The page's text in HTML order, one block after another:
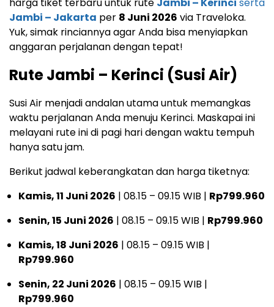
harga tiket terbaru untuk rute Jambi – Kerinci serta
Jambi – Jakarta per 8 Juni 2026 via Traveloka.
Yuk, simak rinciannya agar Anda bisa menyiapkan
anggaran perjalanan dengan tepat!
Rute Jambi – Kerinci (Susi Air)
Susi Air menjadi andalan utama untuk memangkas
waktu perjalanan Anda menuju Kerinci. Maskapai ini
melayani rute ini di pagi hari dengan waktu tempuh
hanya satu jam.
Berikut jadwal keberangkatan dan harga tiketnya:
Kamis, 11 Juni 2026 | 08.15 – 09.15 WIB | Rp799.960
Senin, 15 Juni 2026 | 08.15 – 09.15 WIB | Rp799.960
Kamis, 18 Juni 2026 | 08.15 – 09.15 WIB |
Rp799.960
Senin, 22 Juni 2026 | 08.15 – 09.15 WIB |
Rp799.960